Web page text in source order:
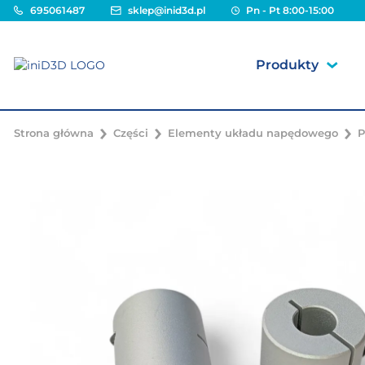
695061487 sklep@inid3d.pl Pn - Pt 8:00-15:00
Produkty
Strona główna Części Elementy układu napędowego